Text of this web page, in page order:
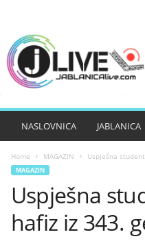
NASLOVNICA JABLANICA
Home MAGAZIN Uspješna
MAGAZIN
Uspješna
hafiz iz 343.